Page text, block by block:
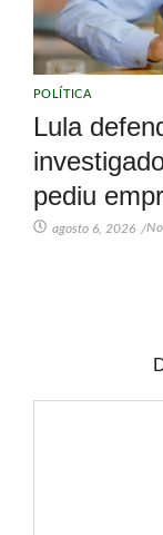
POLÍTICA
Lula
pediu
agosto 6, 2026 /